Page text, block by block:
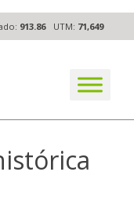
913.86 UTM: 71,649